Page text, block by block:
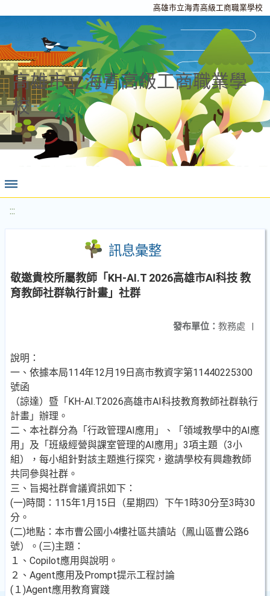
高雄市立海青高級工商職業學校
高雄市立海青高級工商職業學
校
:::
訊息彙整
敬邀貴校所屬教師「KH-AI.T 2026高雄市AI科技 教
育教師社群執行計畫」社群
發布單位： 教務處 |
說明：
一、依據本局114年12月19日高市教資字第11440225300
號函
（諒達）暨「KH-AI.T2026高雄市AI科技教育教師社群執行
計畫」辦理。
二、本社群分為「行政管理AI應用」、「領域教學中的AI應
用」及「班級經營與課室管理的AI應用」3項主題（3小
組），每小組針對該主題進行探究，邀請學校有興趣教師
共同參與社群。
三、旨揭社群會議資訊如下：
(一)時間：115年1月15日（星期四）下午1時30分至3時30
分。
(二)地點：本市曹公國小4樓社區共讀站（鳳山區曹公路6
號）。(三)主題：
１、Copilot應用與說明。
２、Agent應用及Prompt提示工程討論
(１)Agent應用教育實踐